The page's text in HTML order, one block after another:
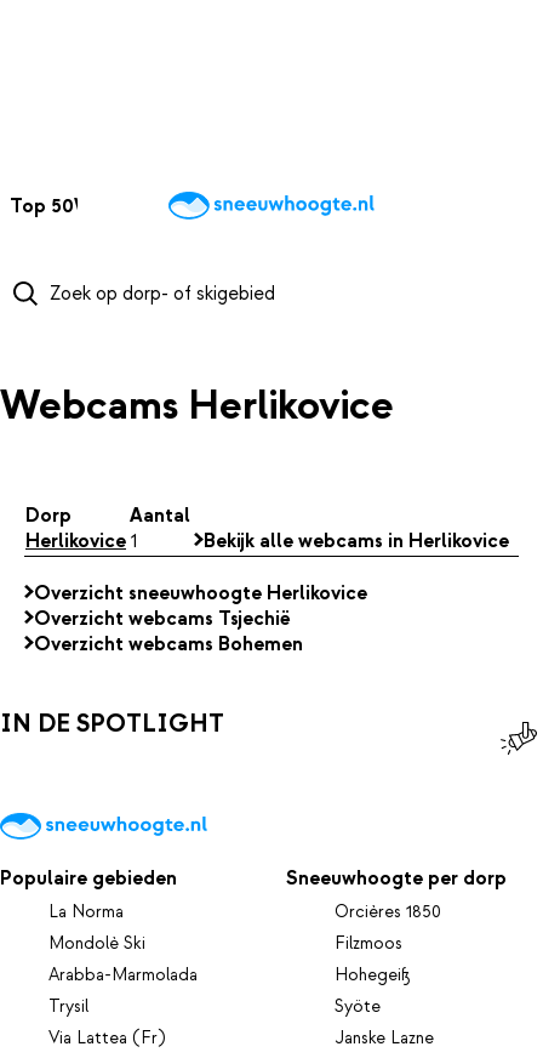
Top 50Webcams WintersportweerKaarten
Webcams Herlikovice
Dorp
Aantal
Herlikovice 1 Bekijk alle webcams in Herlikovice
Overzicht sneeuwhoogte Herlikovice
Overzicht webcams Tsjechië
Overzicht webcams Bohemen
IN DE SPOTLIGHT
Populaire gebieden
La Norma
Mondolè Ski
Arabba-Marmolada
Trysil
Via Lattea (Fr)
Sneeuwhoogte per dorp
Orcières 1850
Filzmoos
Hohegeiß
Syöte
Janske Lazne